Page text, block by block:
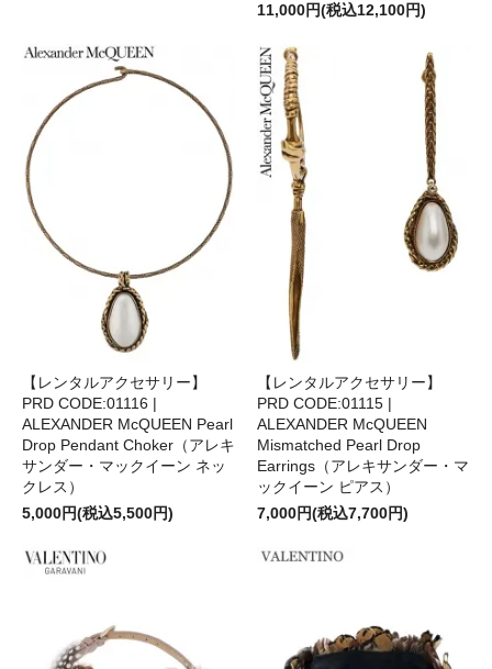
11,000円(税込12,100円)
【レンタルアクセサリー】
PRD CODE:01116 |
ALEXANDER McQUEEN Pearl
Drop Pendant Choker（アレキ
サンダー・マックイーン ネッ
クレス）
5,000円(税込5,500円)
【レンタルアクセサリー】
PRD CODE:01115 |
ALEXANDER McQUEEN
Mismatched Pearl Drop
Earrings（アレキサンダー・マ
ックイーン ピアス）
7,000円(税込7,700円)